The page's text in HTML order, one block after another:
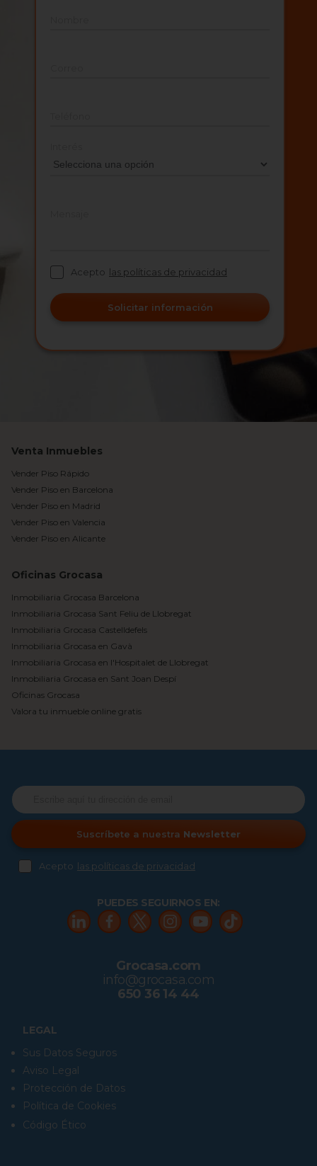
Acepto las políticas de privacidad
Solicitar información
Venta Inmuebles
Vender Piso Rápido
Vender Piso en Barcelona
Vender Piso en Madrid
Vender Piso en Valencia
Vender Piso en Alicante
Oficinas Grocasa
Inmobiliaria Grocasa Barcelona
Inmobiliaria Grocasa Sant Feliu de Llobregat
Inmobiliaria Grocasa Castelldefels
Inmobiliaria Grocasa en Gavà
Inmobiliaria Grocasa en l'Hospitalet de Llobregat
Inmobiliaria Grocasa en Sant Joan Despí
Oficinas Grocasa
Valora tu inmueble online gratis
Suscríbete a nuestra Newsletter
Acepto las políticas de privacidad
LEGAL
Sus Datos Seguros
Aviso Legal
Protección de Datos
Política de Cookies
Código Ético
PUEDES SEGUIRNOS EN:
Grocasa.com
info@grocasa.com
650 36 14 44